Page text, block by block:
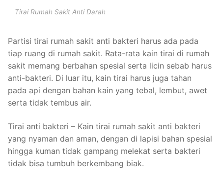
Tirai Rumah Sakit Anti Darah
Partisi tirai rumah sakit anti bakteri harus ada pada
tiap ruang di rumah sakit. Rata-rata kain tirai di rumah
sakit memang berbahan spesial serta licin sebab harus
anti-bakteri. Di luar itu, kain tirai harus juga tahan
pada api dengan bahan kain yang tebal, lembut, awet
serta tidak tembus air.
Tirai anti bakteri – Kain tirai rumah sakit anti bakteri
yang nyaman dan aman, dengan di lapisi bahan spesial
hingga kuman tidak gampang melekat serta bakteri
tidak bisa tumbuh berkembang biak.